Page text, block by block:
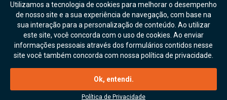
© 2026. Todos os direitos reservados. On Prime. Política de Privacidade e
Uso de Cookies
COTAÇÃO RÁPIDA
Utilizamos a tecnologia de cookies para melhorar o desempenho
de nosso site e a sua experiência de navegação, com base na
sua interação para a personalização de conteúdo. Ao utilizar
este site, você concorda com o uso de cookies. Ao enviar
informações pessoais através dos formulários contidos nesse
site você também concorda com nossa política de privacidade.
Ok, entendi.
Política de Privacidade